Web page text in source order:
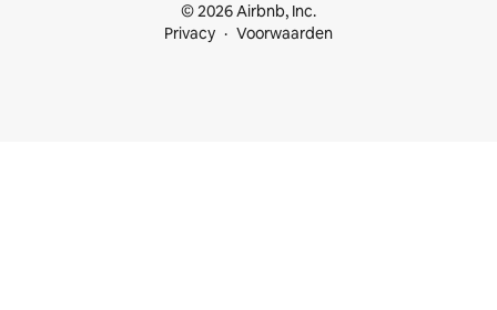
© 2026 Airbnb, Inc.
Privacy
Voorwaarden